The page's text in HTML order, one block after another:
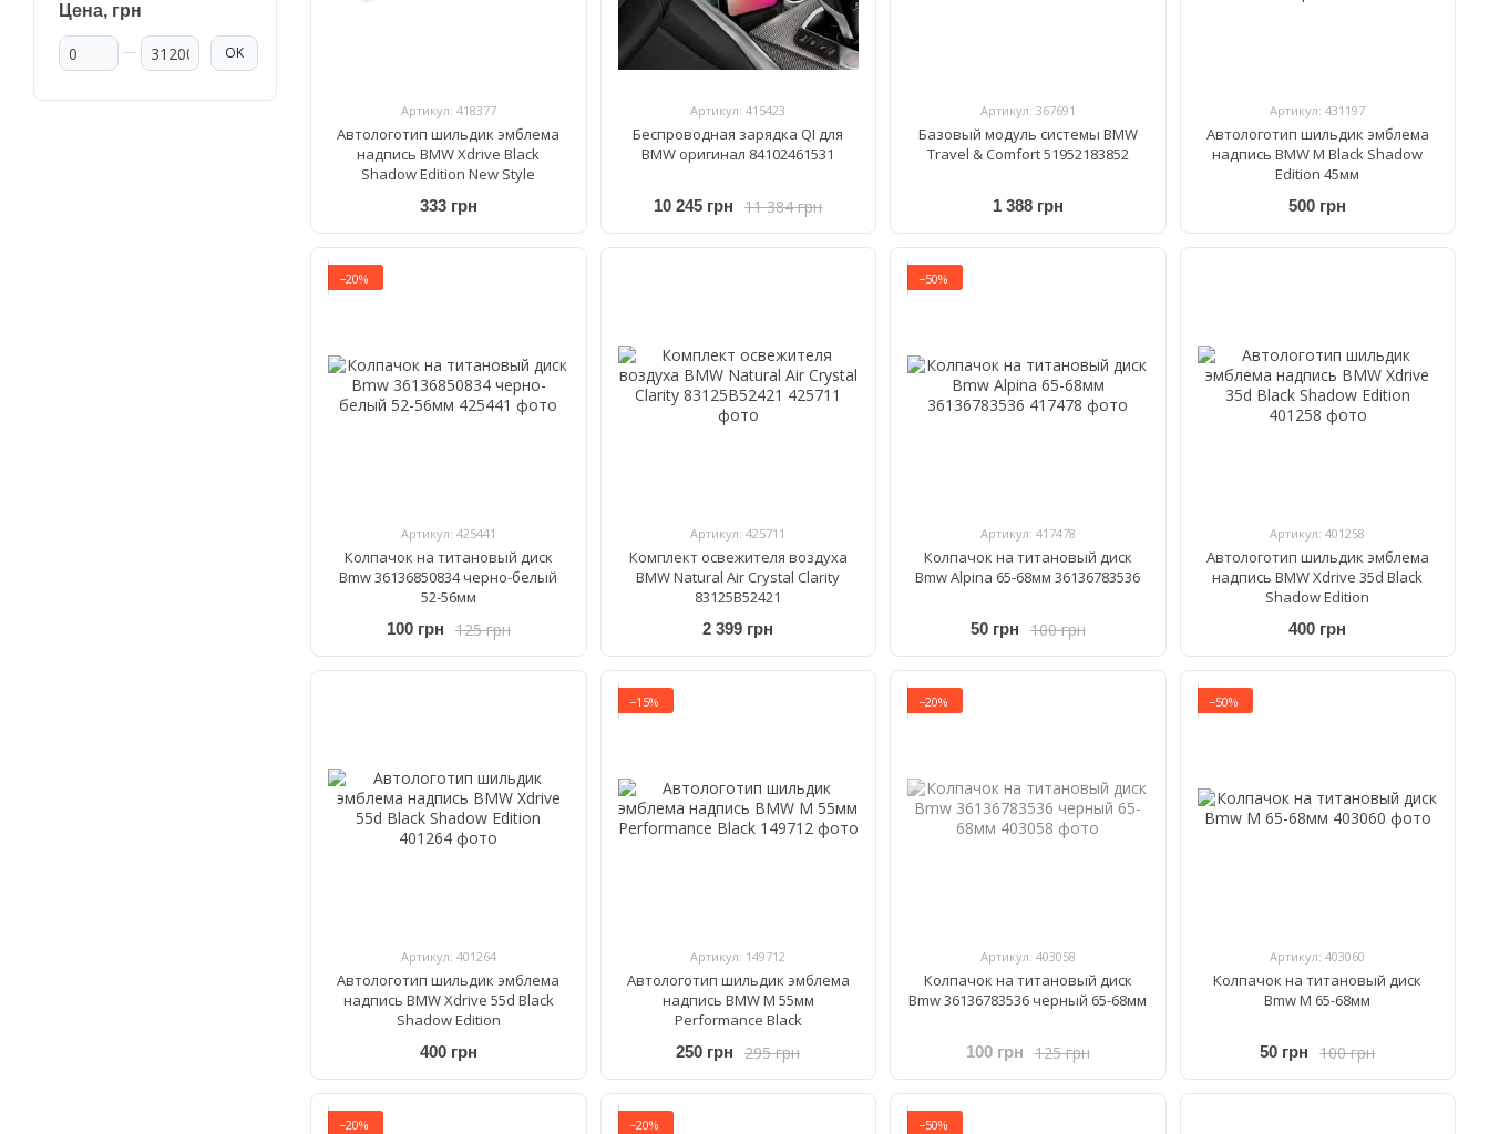
Артикул: 418377
Автологотип шильдик эмблема
надпись BMW Xdrive Black
Shadow Edition New Style
333 грн
Артикул: 415423
Беспроводная зарядка QI для
BMW оригинал 84102461531
11 384 грн
10 245 грн
Артикул: 367691
Базовый модуль системы BMW
Travel & Comfort 51952183852
1 388 грн
Артикул: 431197
Автологотип шильдик эмблема
надпись BMW M Black Shadow
Edition 45мм
500 грн
−20%
Артикул: 425441
Колпачок на титановый диск
Bmw 36136850834 черно-белый
52-56мм
125 грн
100 грн
Артикул: 425711
Комплект освежителя воздуха
BMW Natural Air Crystal Clarity
83125B52421
2 399 грн
−50%
Артикул: 417478
Колпачок на титановый диск
Bmw Alpina 65-68мм 36136783536
100 грн
50 грн
Артикул: 401258
Автологотип шильдик эмблема
надпись BMW Xdrive 35d Black
Shadow Edition
400 грн
Артикул: 401264
Автологотип шильдик эмблема
надпись BMW Xdrive 55d Black
Shadow Edition
400 грн
−15%
Артикул: 149712
Автологотип шильдик эмблема
надпись BMW M 55мм
Performance Black
295 грн
250 грн
−20%
Артикул: 403058
Колпачок на титановый диск
Bmw 36136783536 черный 65-68мм
125 грн
100 грн
−50%
Артикул: 403060
Колпачок на титановый диск
Bmw M 65-68мм
100 грн
50 грн
−20% −20% −50%
Цена, грн
От Цена, грн
До Цена, грн OK